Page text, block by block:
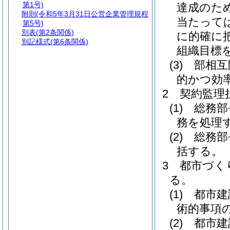
達成のた
当たって
に的確に
組織目標
(3)
部相
的かつ効
2
契約監理
(1)
総務
務を処理
(2)
総務
括する。
3
都市づく
る。
(1)
都市
術的事項
(2)
都市
第1号)
附則 (令和5年3月31日公営企業管理規程
第5号)
別表(第2条関係)
別記様式(第6条関係)